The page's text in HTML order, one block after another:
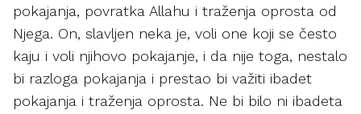
pokajanja, povratka Allahu i traženja oprosta od
Njega. On, slavljen neka je, voli one koji se često
kaju i voli njihovo pokajanje, i da nije toga, nestalo
bi razloga pokajanja i prestao bi važiti ibadet
pokajanja i traženja oprosta. Ne bi bilo ni ibadeta